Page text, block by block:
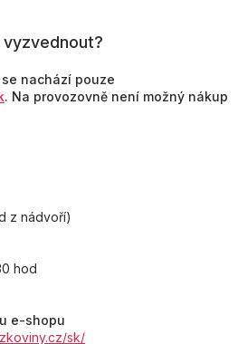
nachází pouze
. Na provozovně není možný nákup
z nádvoří)
hod
e-shopu
sk/